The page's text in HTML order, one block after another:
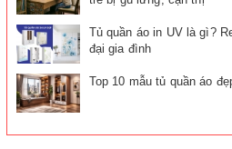
Tủ quần áo in UV là gì?
đại gia đình
Top 10 mẫu tủ quần áo